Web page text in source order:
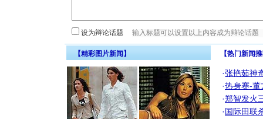
设为辩论话题
【精彩图片新闻】 【热门新闻
·张艳茹神
·热身赛-董
·郑智发火
·国际田联